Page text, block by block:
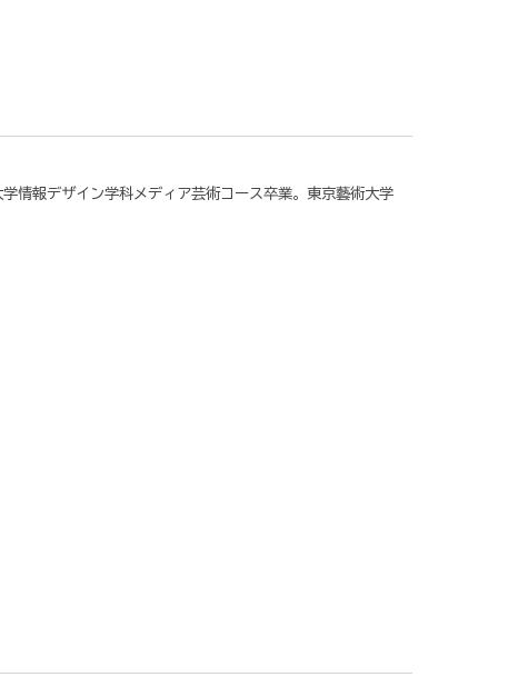
情報デザイン学科メディア芸術コース卒業。東京藝術大学